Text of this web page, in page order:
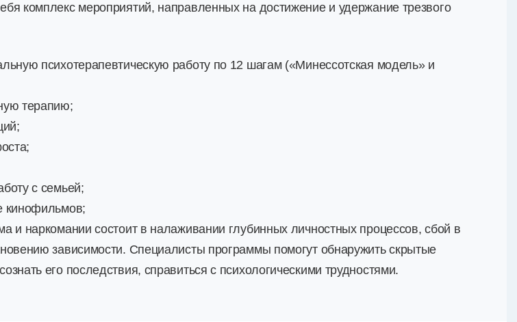
комплекс мероприятий, направленных на достижение и удержание трезвого
психотерапевтическую работу по 12 шагам («Минессотская модель» и
терапию;
с семьей;
кинофильмов;
и наркомании состоит в налаживании глубинных личностных процессов, сбой в
зависимости. Специалисты программы помогут обнаружить скрытые
его последствия, справиться с психологическими трудностями.